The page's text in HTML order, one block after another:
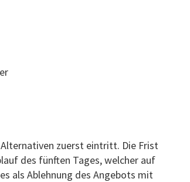
zuerst eintritt. Die Frist
des fünften Tages, welcher auf
als Ablehnung des Angebots mit